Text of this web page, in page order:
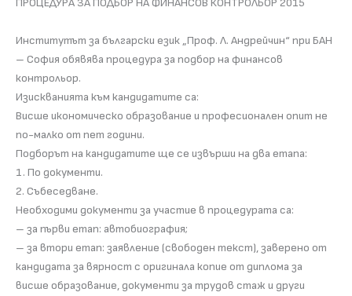
ПРОЦЕДУРА ЗА ПОДБОР НА ФИНАНСОВ КОНТРОЛЬОР 2015
Институтът за български език „Проф. Л. Андрейчин“ при БАН
– София обявява процедура за подбор на финансов
контрольор.
Изискванията към кандидатите са:
Висше икономическо образование и професионален опит не
по-малко от пет години.
Подборът на кандидатите ще се извърши на два етапа:
1. По документи.
2. Събеседване.
Необходими документи за участие в процедурата са:
– за първи етап: автобиография;
– за втори етап: заявление (свободен текст), заверено от
кандидата за вярност с оригинала копие от диплома за
висше образование, документи за трудов стаж и други